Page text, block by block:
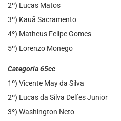
2º) Lucas Matos
3º) Kauã Sacramento
4º) Matheus Felipe Gomes
5º) Lorenzo Monego
Categoria 65cc
1º) Vicente May da Silva
2º) Lucas da Silva Delfes Junior
3º) Washington Neto